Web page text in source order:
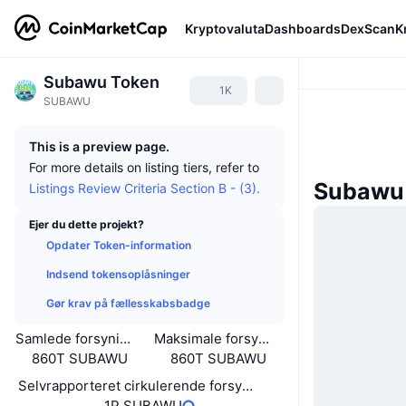
KryptovalutaDashboardsDexScan
Subawu Token
SUBAWU
1K
This is a preview page.
For more details on listing tiers, refer to
Listings Review Criteria Section B - (3).
Ejer du dette projekt?
Opdater Token-information
Indsend tokensoplåsninger
Gør krav på fællesskabsbadge
Samlede forsyning
860T SUBAWU
Maksimale forsyning
860T SUBAWU
Selvrapporteret cirkulerende forsyning